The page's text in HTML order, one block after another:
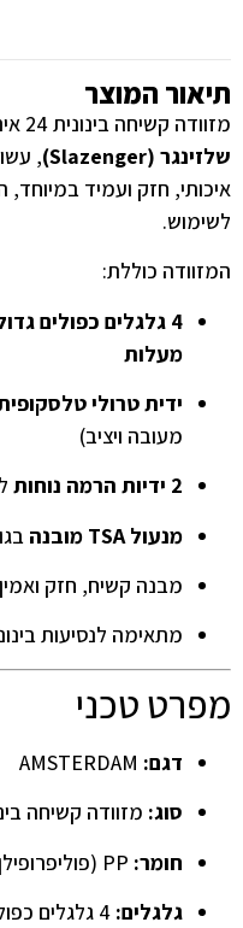
תיאור המוצר
מזוודה קשיחה בינונית 24 אינץ' מסדרת
שלזינגר (Slazenger)
,
איכותי, חזק ועמיד
לשימוש.
המזוודה כוללת:
4 גלגלים כפולים גדולים ושקטים
מעלות
ידית טרולי
מעובה ויציב)
2 ידיות הרמה נוחות
מנעול TSA מובנה
מבנה קשיח, חזק
מתאימה לנסיעות
מפרט טכני
דגם:
סוג: מזוודה קשיחה
חומר:
גלגלים: